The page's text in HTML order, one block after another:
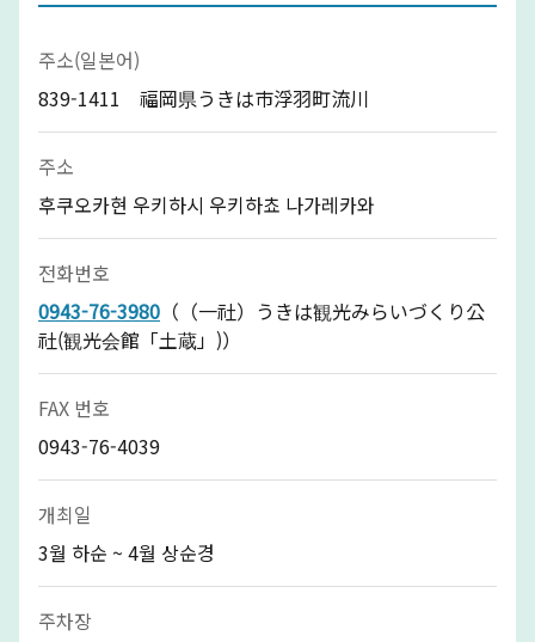
주소(일본어)
839-1411 福岡県うきは市浮羽町流川
주소
후쿠오카현 우키하시 우키하쵸 나가레카와
전화번호
0943-76-3980 （（一社）うきは観光みらいづくり公
社(観光会館「土蔵」)）
FAX 번호
0943-76-4039
개최일
3월 하순 ~ 4월 상순경
주차장